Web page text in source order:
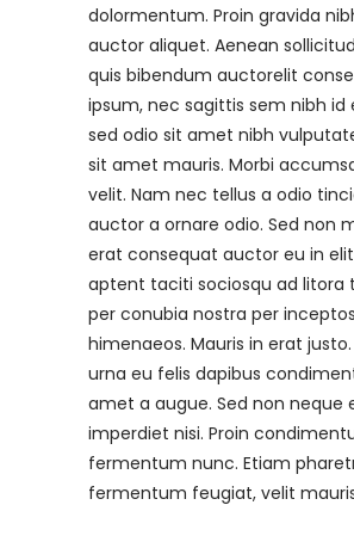
dolormentum. Proin gravida
auctor aliquet. Aenean
quis bibendum auctorelit
ipsum, nec sagittis sem nibh id
sed odio sit amet nibh
sit amet mauris. Morbi
velit. Nam nec tellus a odio
auctor a ornare odio. Sed non
erat consequat auctor eu in
aptent taciti sociosqu ad litora
per conubia nostra per inceptos
himenaeos. Mauris in erat
urna eu felis dapibus
amet a augue. Sed non neque
imperdiet nisi. Proin
fermentum nunc. Etiam
fermentum feugiat, velit